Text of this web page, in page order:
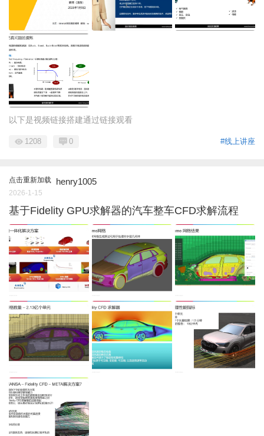
以下是视频链接搭建通过链接观看
#线上讲座
1208 0
点击重新加载 henry1005
2026-1-15
基于Fidelity GPU求解器的汽车整车CFD求解流程